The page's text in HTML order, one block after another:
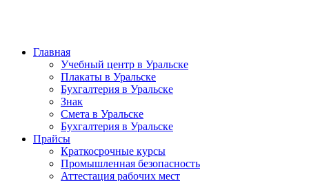
Главная
Учебный центр в Уральске
Плакаты в Уральске
Бухгалтерия в Уральске
Знак
Смета в Уральске
Бухгалтерия в Уральске
Прайсы
Краткосрочные курсы
Промышленная безопасность
Аттестация рабочих мест